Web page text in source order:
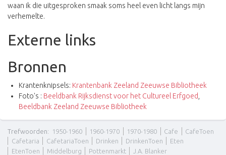
waan ik die uitgesproken smaak soms heel even licht langs mijn
verhemelte.
Externe links
Bronnen
Krantenknipsels: Krantenbank Zeeland Zeeuwse Bibliotheek
Foto's : Beeldbank Rijksdienst voor het Cultureel Erfgoed,
Beeldbank Zeeland Zeeuwse Bibliotheek
Trefwoorden: 1950-1960 1960-1970 1970-1980 Cafe
CafeToen
Cafetaria
CafetariaToen Drinken DrinkenToen
Eten
EtenToen
Middelburg Pottenmarkt J.A. Blanker